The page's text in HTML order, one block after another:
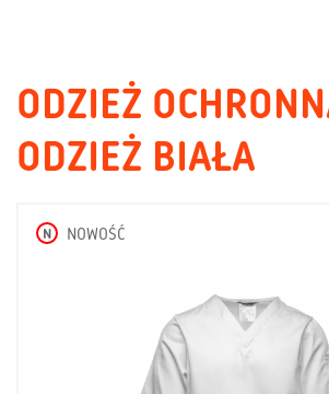
ODZIEŻ
ODZIEŻ BIAŁA
N NOWOŚĆ